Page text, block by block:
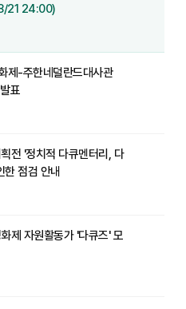
21 24:00)
제-주한네덜란드대사관
표
전 '정치적 다큐멘터리, 다
점검 안내
제 자원활동가 '다큐즈' 모